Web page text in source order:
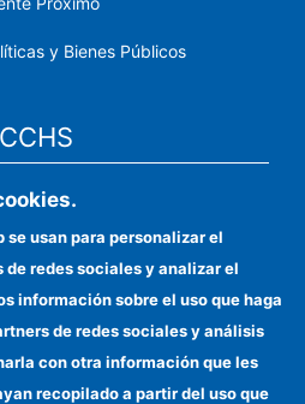
y Bienes Públicos
CCHS
CSIC
institucional
para proveedores
FEDER
financiadores
usan para personalizar el
redes sociales y analizar el
información sobre el uso que haga
de redes sociales y análisis
con otra información que les
recopilado a partir del uso que